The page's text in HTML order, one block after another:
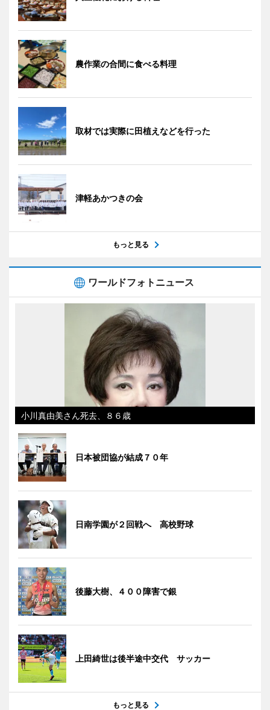
農作業の合間に食べる料理
取材では実際に田植えなどを行った
津軽あかつきの会
もっと見る
ワールドフォトニュース
小川真由美さん死去、８６歳
日本被団協が結成７０年
日南学園が２回戦へ 高校野球
後藤大樹、４００障害で銀
上田綺世は後半途中交代 サッカー
もっと見る